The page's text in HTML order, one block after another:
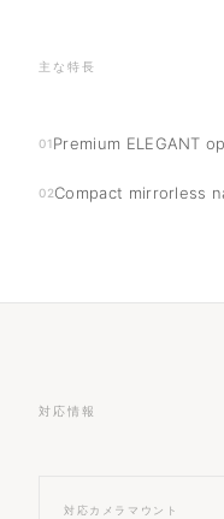
主な特長
01 Premium ELEGANT
02Compact mirrorless
対応情報
対応カメラマウント